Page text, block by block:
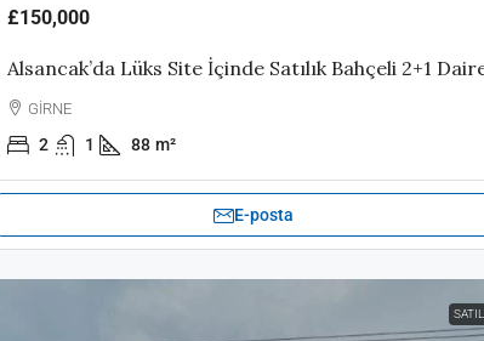
£150,000
Alsancak’da Lüks Site İçinde Satılık Bahçeli 2+1
GİRNE
2 1 88 m²
E-posta